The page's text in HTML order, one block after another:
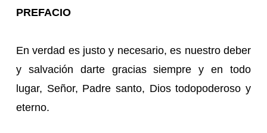
PREFACIO
En verdad es justo y necesario, es nuestro deber
y salvación darte gracias siempre y en todo
lugar, Señor, Padre santo, Dios todopoderoso y
eterno.